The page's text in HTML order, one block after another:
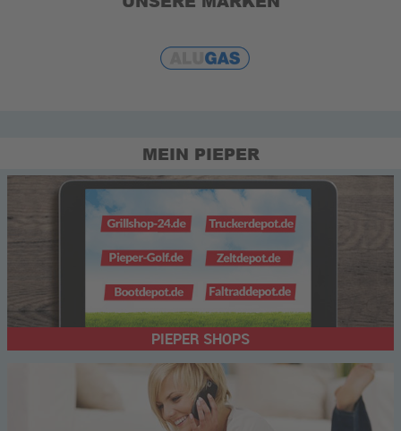
MEIN PIEPER
PIEPER SHOPS